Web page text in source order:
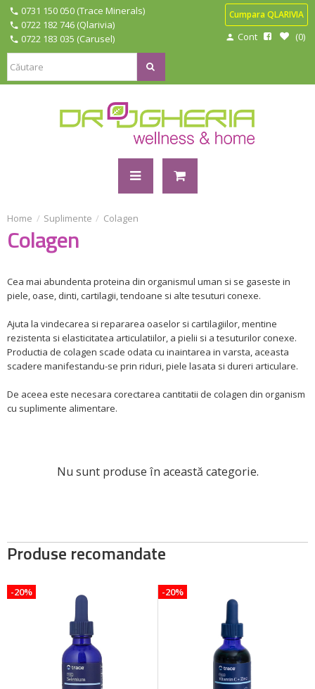
0731 150 050 (Trace Minerals)
0722 182 746 (Qlarivia)
0722 183 035 (Carusel)
Cumpara QLARIVIA
Cont 0
Suplimente Colagen
Colagen
Cea mai abundenta proteina din organismul uman si se gaseste in
piele, oase, dinti, cartilagii, tendoane si alte tesuturi conexe.
Ajuta la vindecarea si repararea oaselor si cartilagiilor, mentine
rezistenta si elasticitatea articulatiilor, a pielii si a tesuturilor conexe.
Productia de colagen scade odata cu inaintarea in varsta, aceasta
scadere manifestandu-se prin riduri, piele lasata si dureri articulare.
De aceea este necesara corectarea cantitatii de colagen din organism
cu suplimente alimentare.
Nu sunt produse în această categorie.
Produse recomandate
-20% -20%